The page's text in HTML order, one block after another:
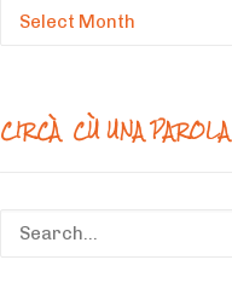
Circà
CIRCÀ CÙ UNA PAROLA